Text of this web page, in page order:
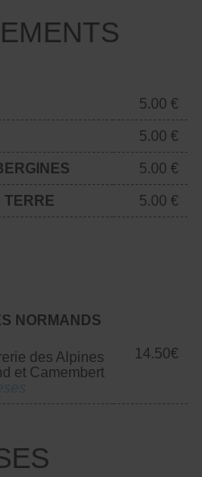
5.00 €
5.00 €
5.00 €
TERRE 5.00 €
NORMANDS
des Alpines
et Camembert
14.50€